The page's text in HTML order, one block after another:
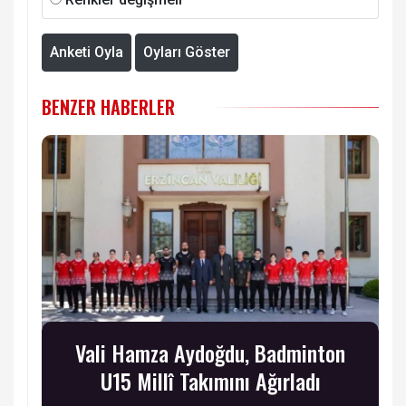
Anketi Oyla Oyları Göster
BENZER HABERLER
Vali Hamza Aydoğdu, Badminton
U15 Millî Takımını Ağırladı